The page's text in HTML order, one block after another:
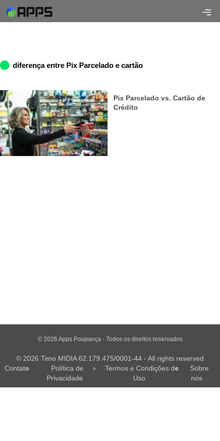
diferença entre Pix Parcelado e cartão
Pix Parcelado vs. Cartão de
Crédito
© 2026 Apps Poupança - Todos os direitos reservados
© 2026 Timo MIDIA 62.179.475/0001-44 - All rights reserved
Contato
Política de
Privacidade
Termos e Condições de
Uso
Sobre
nós